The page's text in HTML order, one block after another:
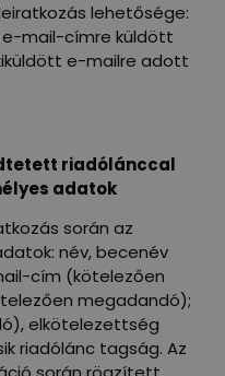
lehetősége:
e-mail-címre küldött
e-mailre adott
riadólánccal
adatok
során az
név, becenév
cím (kötelezően
megadandó);
elkötelezettség
riadólánc tagság. Az